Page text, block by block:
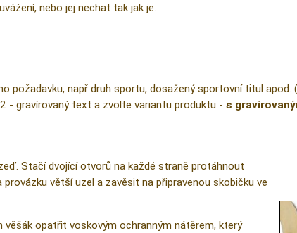
nebo jej nechat tak jak je.
požadavku, např druh sportu, dosažený sportovní titul apod.
gravírovaný text a zvolte variantu produktu - s
Stačí dvojící otvorů na každé straně protáhnout
větší uzel a zavěsit na připravenou skobičku ve
věšák opatřit voskovým ochranným nátěrem, který